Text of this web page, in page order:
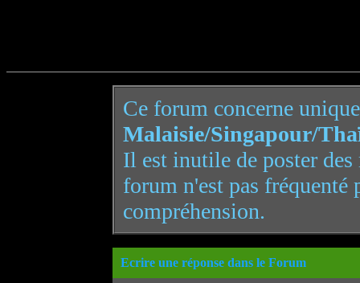
Ce forum concerne
Malaisie/Singapour/
Il est inutile de poster
forum n'est pas
compréhension.
Ecrire une réponse dans le Forum